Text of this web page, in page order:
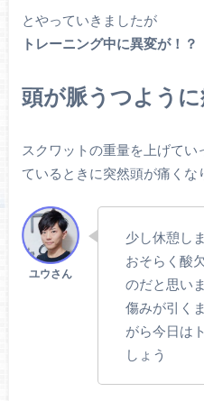
とやっていきましたが
トレーニング中に異変が！？
頭が脈うつように
スクワットの重量を上げて
ているときに突然頭が痛くな
少し休憩し
おそらく酸
のだと思いま
傷みが引く
がら今日は
しょう